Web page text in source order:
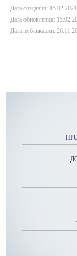
Дата создания: 15.02.2021
Дата обновления:
Дата публикации: